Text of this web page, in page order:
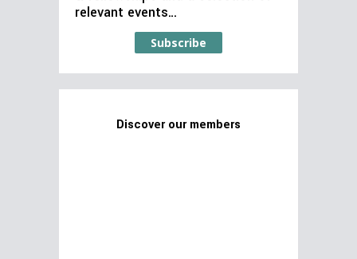
relevant events…
Subscribe
Discover our members